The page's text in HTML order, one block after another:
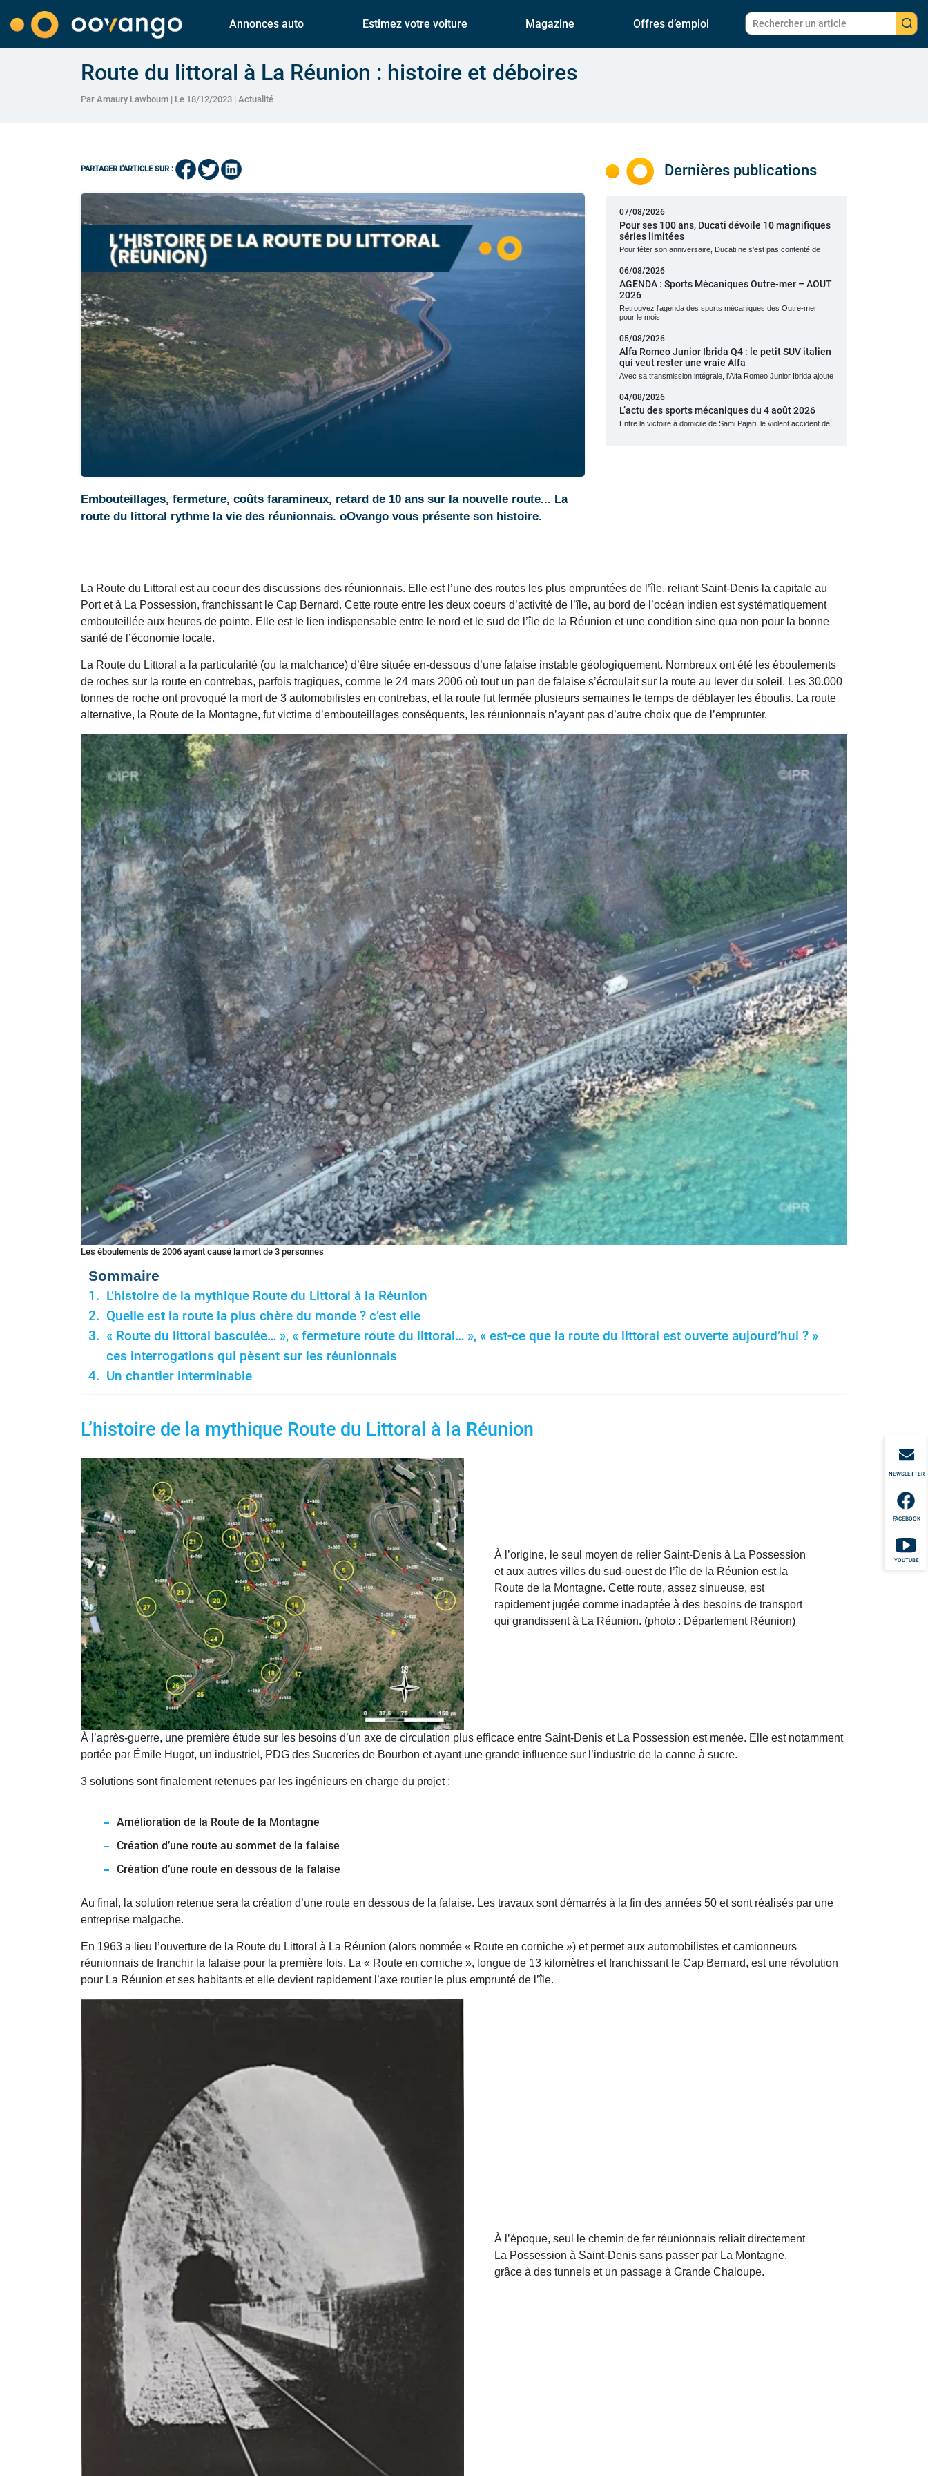
Annonces auto Estimez votre voiture Magazine Offres d’emploi
NEWSLETTER
FACEBOOK
YOUTUBE
Route du littoral à La Réunion : histoire et déboires
Par Amaury Lawboum | Le 18/12/2023 | Actualité
PARTAGER L'ARTICLE SUR :
Embouteillages, fermeture, coûts faramineux, retard de 10 ans sur la nouvelle route... La
route du littoral rythme la vie des réunionnais. oOvango vous présente son histoire.
Dernières publications
07/08/2026
Pour ses 100 ans, Ducati dévoile 10 magnifiques
séries limitées
Pour fêter son anniversaire, Ducati ne s’est pas contenté de
06/08/2026
AGENDA : Sports Mécaniques Outre-mer – AOUT
2026
Retrouvez l'agenda des sports mécaniques des Outre-mer
pour le mois
05/08/2026
Alfa Romeo Junior Ibrida Q4 : le petit SUV italien
qui veut rester une vraie Alfa
Avec sa transmission intégrale, l’Alfa Romeo Junior Ibrida ajoute
04/08/2026
L’actu des sports mécaniques du 4 août 2026
Entre la victoire à domicile de Sami Pajari, le violent accident de
La Route du Littoral est au coeur des discussions des réunionnais. Elle est l’une des routes les plus empruntées de l’île, reliant Saint-Denis la capitale au
Port et à La Possession, franchissant le Cap Bernard. Cette route entre les deux coeurs d’activité de l’île, au bord de l’océan indien est systématiquement
embouteillée aux heures de pointe. Elle est le lien indispensable entre le nord et le sud de l’île de la Réunion et une condition sine qua non pour la bonne
santé de l’économie locale.
La Route du Littoral a la particularité (ou la malchance) d’être située en-dessous d’une falaise instable géologiquement. Nombreux ont été les éboulements
de roches sur la route en contrebas, parfois tragiques, comme le 24 mars 2006 où tout un pan de falaise s’écroulait sur la route au lever du soleil. Les 30.000
tonnes de roche ont provoqué la mort de 3 automobilistes en contrebas, et la route fut fermée plusieurs semaines le temps de déblayer les éboulis. La route
alternative, la Route de la Montagne, fut victime d’embouteillages conséquents, les réunionnais n’ayant pas d’autre choix que de l’emprunter.
Les éboulements de 2006 ayant causé la mort de 3 personnes
Sommaire
L’histoire de la mythique Route du Littoral à la Réunion
Quelle est la route la plus chère du monde ? c’est elle
« Route du littoral basculée… », « fermeture route du littoral… », « est-ce que la route du littoral est ouverte aujourd’hui ? »
ces interrogations qui pèsent sur les réunionnais
Un chantier interminable
L’histoire de la mythique Route du Littoral à la Réunion
À l’origine, le seul moyen de relier Saint-Denis à La Possession
et aux autres villes du sud-ouest de l’île de la Réunion est la
Route de la Montagne. Cette route, assez sinueuse, est
rapidement jugée comme inadaptée à des besoins de transport
qui grandissent à La Réunion. (photo : Département Réunion)
À l’après-guerre, une première étude sur les besoins d’un axe de circulation plus efficace entre Saint-Denis et La Possession est menée. Elle est notamment
portée par Émile Hugot, un industriel, PDG des Sucreries de Bourbon et ayant une grande influence sur l’industrie de la canne à sucre.
3 solutions sont finalement retenues par les ingénieurs en charge du projet :
Amélioration de la Route de la Montagne
Création d’une route au sommet de la falaise
Création d’une route en dessous de la falaise
Au final, la solution retenue sera la création d’une route en dessous de la falaise. Les travaux sont démarrés à la fin des années 50 et sont réalisés par une
entreprise malgache.
En 1963 a lieu l’ouverture de la Route du Littoral à La Réunion (alors nommée « Route en corniche ») et permet aux automobilistes et camionneurs
réunionnais de franchir la falaise pour la première fois. La « Route en corniche », longue de 13 kilomètres et franchissant le Cap Bernard, est une révolution
pour La Réunion et ses habitants et elle devient rapidement l’axe routier le plus emprunté de l’île.
À l’époque, seul le chemin de fer réunionnais reliait directement
La Possession à Saint-Denis sans passer par La Montagne,
grâce à des tunnels et un passage à Grande Chaloupe.